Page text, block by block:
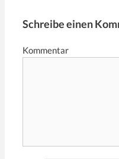
Schreibe einen
Kommentar